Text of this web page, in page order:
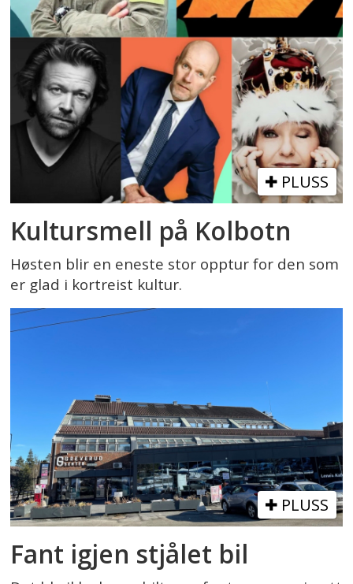
PLUSS
Kultursmell på Kolbotn
Høsten blir en eneste stor opptur for den som
er glad i kortreist kultur.
PLUSS
Fant igjen stjålet bil